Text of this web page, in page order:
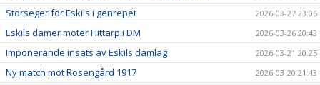
Storseger för Eskils i genrepet 2026-03-27 23:06
Eskils damer möter Hittarp i DM 2026-03-26 20:43
Imponerande insats av Eskils damlag 2026-03-21 20:25
Ny match mot Rosengård 1917 2026-03-20 21:43